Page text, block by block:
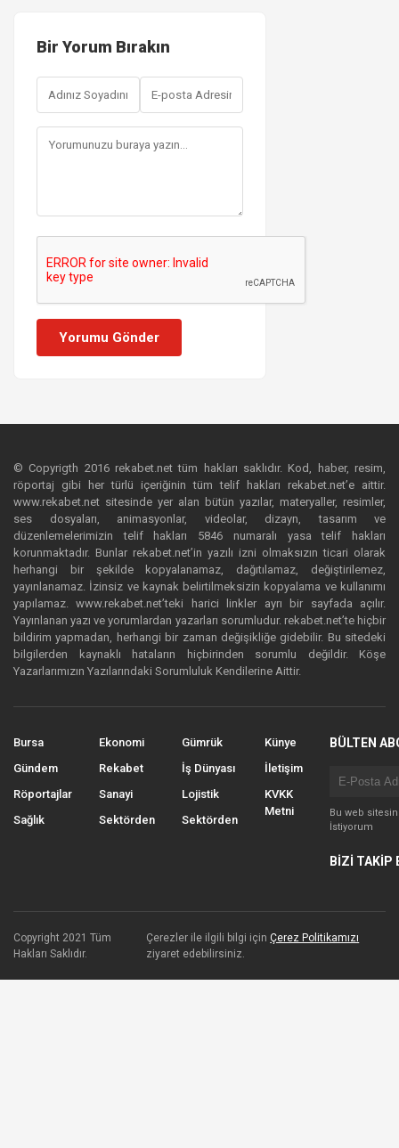
Bir Yorum Bırakın
Yorumu Gönder
© Copyrigth 2016 rekabet.net tüm hakları saklıdır. Kod, haber, resim,
röportaj gibi her türlü içeriğinin tüm telif hakları rekabet.net’e aittir.
www.rekabet.net sitesinde yer alan bütün yazılar, materyaller, resimler,
ses dosyaları, animasyonlar, videolar, dizayn, tasarım ve
düzenlemelerimizin telif hakları 5846 numaralı yasa telif hakları
korunmaktadır. Bunlar rekabet.net’in yazılı izni olmaksızın ticari olarak
herhangi bir şekilde kopyalanamaz, dağıtılamaz, değiştirilemez,
yayınlanamaz. İzinsiz ve kaynak belirtilmeksizin kopyalama ve kullanımı
yapılamaz. www.rekabet.net’teki harici linkler ayrı bir sayfada açılır.
Yayınlanan yazı ve yorumlardan yazarları sorumludur. rekabet.net’te hiçbir
bildirim yapmadan, herhangi bir zaman değişikliğe gidebilir. Bu sitedeki
bilgilerden kaynaklı hataların hiçbirinden sorumlu değildir. Köşe
Yazarlarımızın Yazılarındaki Sorumluluk Kendilerine Aittir.
Bursa
Gündem
Röportajlar
Sağlık
Ekonomi
Rekabet
Sanayi
Sektörden
Gümrük
İş Dünyası
Lojistik
Sektörden
Künye
İletişim
KVKK
Metni
BÜLTEN
Bu web
İstiyorum
BİZİ TAKİP
Copyright 2021 Tüm
Hakları Saklıdır.
Çerezler ile ilgili bilgi içinÇerez Politikamızı
ziyaret edebilirsiniz.